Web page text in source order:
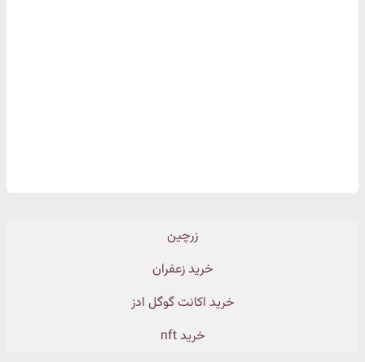
زرچین
خرید زعفران
خرید اکانت گوگل ادز
خرید nft